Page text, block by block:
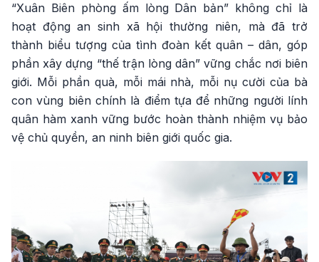
“Xuân Biên phòng ấm lòng Dân bản” không chỉ là
hoạt động an sinh xã hội thường niên, mà đã trở
thành biểu tượng của tình đoàn kết quân – dân, góp
phần xây dựng “thế trận lòng dân” vững chắc nơi biên
giới. Mỗi phần quà, mỗi mái nhà, mỗi nụ cười của bà
con vùng biên chính là điểm tựa để những người lính
quân hàm xanh vững bước hoàn thành nhiệm vụ bảo
vệ chủ quyền, an ninh biên giới quốc gia.